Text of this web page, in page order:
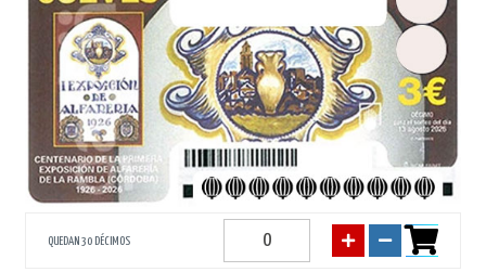
QUEDAN 30 DÉCIMOS